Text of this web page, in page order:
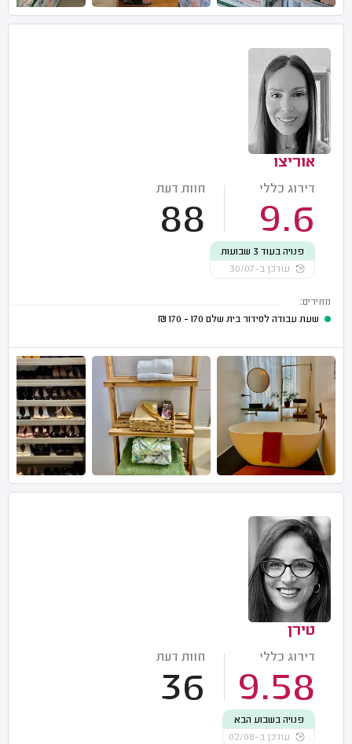
אוריצו
דירוג כללי
9.6
חוות דעת
88
פנויה בעוד 3 שבועות
עודכן ב-30/07
מחירים:
שעת עבודה לסידור בית שלם 170 - 170
₪
טירן
דירוג כללי
9.58
חוות דעת
36
פנויה בשבוע הבא
עודכן ב-02/08